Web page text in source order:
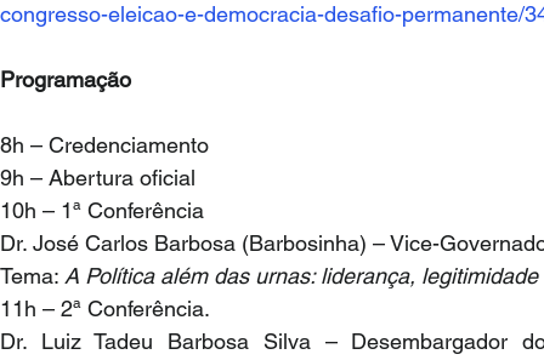
congresso-eleicao-e-democracia-desafio-permanente/
Programação
8h – Credenciamento
9h – Abertura oficial
10h – 1ª Conferência
Dr. José Carlos Barbosa (Barbosinha) – Vice-
Tema: A Política além das urnas: liderança,
11h – 2ª Conferência.
Dr. Luiz Tadeu Barbosa Silva – Desembargador